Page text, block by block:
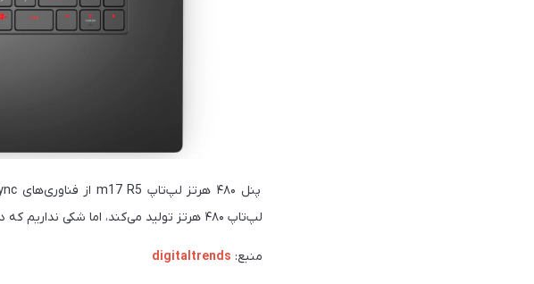
لپ‌تاپ ۴۸۰ هرتز تولید می‌کند، اما شکی نداریم که در ماه‌های آینده بر تعداد لپ تاپ‌های ۴۸۰ هرتز افزوده می‌شود.
منبع: digitaltrends